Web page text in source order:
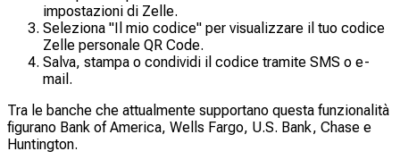
impostazioni di Zelle.
Seleziona "Il mio codice" per visualizzare il tuo codice
Zelle personale QR Code.
Salva, stampa o condividi il codice tramite SMS o e-
mail.
Tra le banche che attualmente supportano questa funzionalità
figurano Bank of America, Wells Fargo, U.S. Bank, Chase e
Huntington.